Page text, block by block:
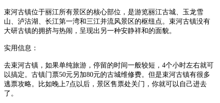
束河古镇位于丽江所有景区的核心部位，是游览丽江古城、玉龙雪
山、泸沽湖、长江第一湾和三江并流风景区的枢纽点。束河古镇没有
大研古镇的拥挤与热闹，呈现出另一种安静祥和的面貌。
实用信息：
去束河古镇，如果单纯旅游，停留的时间一般较短，4个小时左右就可
以搞定。古镇门票50元另加80元的古城维修费。但是束河古镇有很多
逃票攻略。比如晚上7点以后，景区售票处关门，你就可以自己进去
了。